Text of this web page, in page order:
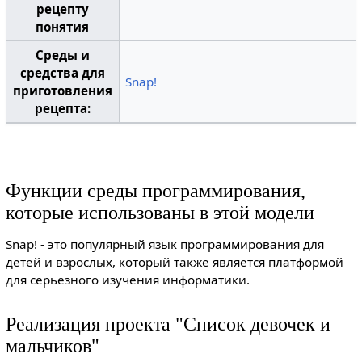
рецепту
понятия
Среды и
средства для
приготовления
рецепта:
Snap!
Функции среды программирования,
которые использованы в этой модели
Snap! - это популярный язык программирования для
детей и взрослых, который также является платформой
для серьезного изучения информатики.
Реализация проекта "Список девочек и
мальчиков"